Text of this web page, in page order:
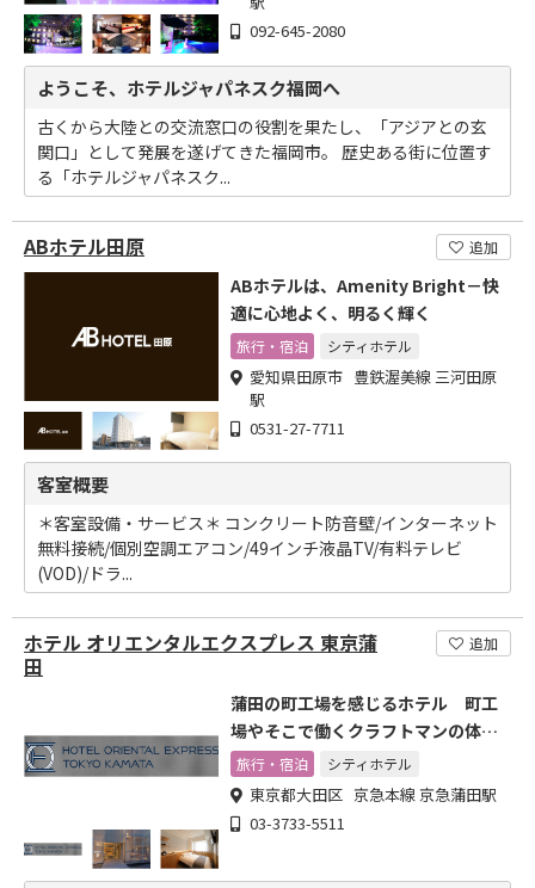
092-645-2080
ようこそ、ホテルジャパネスク福岡へ
古くから大陸との交流窓口の役割を果たし、「アジアとの玄
関口」として発展を遂げてきた福岡市。 歴史ある街に位置す
る「ホテルジャパネスク...
ABホテル田原 追加
ABホテルは、Amenity Bright－快
適に心地よく、明るく輝く
旅行・宿泊 シティホテル
愛知県田原市 豊鉄渥美線 三河田原
駅
0531-27-7711
客室概要
＊客室設備・サービス＊ コンクリート防音壁/インターネット
無料接続/個別空調エアコン/49インチ液晶TV/有料テレビ
(VOD)/ドラ...
ホテル オリエンタルエクスプレス 東京蒲
田
追加
蒲田の町工場を感じるホテル 町工
場やそこで働くクラフトマンの体験
価値を
旅行・宿泊 シティホテル
東京都大田区 京急本線 京急蒲田駅
03-3733-5511